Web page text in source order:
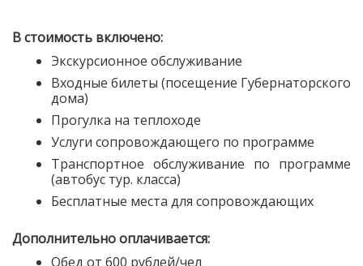
В стоимость включено:
Экскурсионное обслуживание
Входные билеты (посещение Губернаторского
дома)
Прогулка на теплоходе
Услуги сопровождающего по программе
Транспортное обслуживание по программе
(автобус тур. класса)
Бесплатные места для сопровождающих
Дополнительно оплачивается:
Обед от 600 рублей/чел